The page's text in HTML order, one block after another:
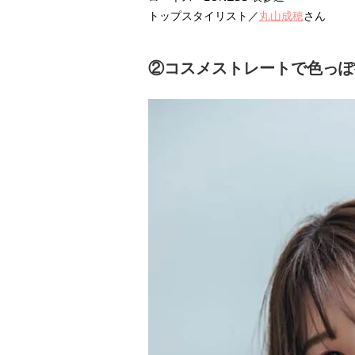
トップスタイリスト／丸山成穂さん
②コスメストレートで色っ